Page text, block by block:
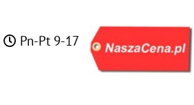
Pn-Pt 9-17